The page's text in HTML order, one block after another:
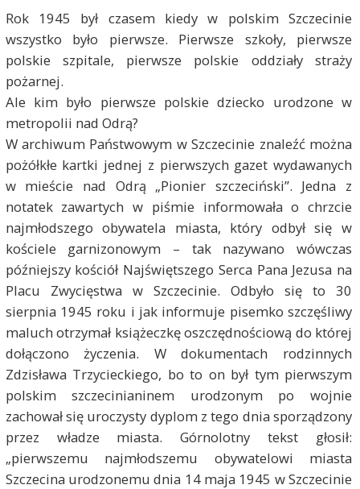
Rok 1945 był czasem kiedy w polskim Szczecinie
wszystko było pierwsze. Pierwsze szkoły, pierwsze
polskie szpitale, pierwsze polskie oddziały straży
pożarnej.
Ale kim było pierwsze polskie dziecko urodzone w
metropolii nad Odrą?
W archiwum Państwowym w Szczecinie znaleźć można
pożółkłe kartki jednej z pierwszych gazet wydawanych
w mieście nad Odrą „Pionier szczeciński”. Jedna z
notatek zawartych w piśmie informowała o chrzcie
najmłodszego obywatela miasta, który odbył się w
kościele garnizonowym – tak nazywano wówczas
późniejszy kościół Najświętszego Serca Pana Jezusa na
Placu Zwycięstwa w Szczecinie. Odbyło się to 30
sierpnia 1945 roku i jak informuje pisemko szczęśliwy
maluch otrzymał książeczkę oszczędnościową do której
dołączono życzenia. W dokumentach rodzinnych
Zdzisława Trzycieckiego, bo to on był tym pierwszym
polskim szczecinianinem urodzonym po wojnie
zachował się uroczysty dyplom z tego dnia sporządzony
przez władze miasta. Górnolotny tekst głosił:
„pierwszemu najmłodszemu obywatelowi miasta
Szczecina urodzonemu dnia 14 maja 1945 w Szczecinie